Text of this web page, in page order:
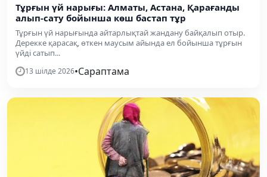
Тұрғын үй нарығы: Алматы, Астана, Қарағанды
алып-сату бойынша көш бастап тұр
Тұрғын үй нарығында айтарлықтай жандану байқалып отыр.
Дерекке қарасақ, өткен маусым айында ел бойынша тұрғын
үйді сатып...
13 шілде 2026•Сараптама